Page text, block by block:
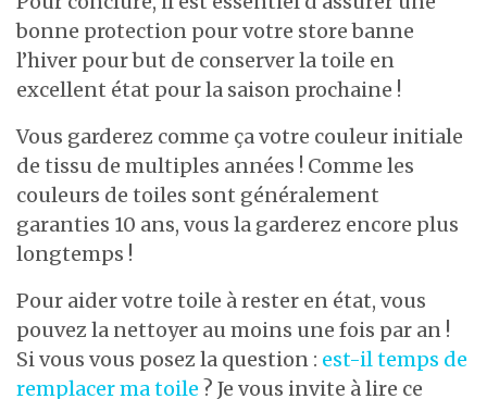
bonne protection pour votre store banne
l’hiver pour but de conserver la toile en
excellent état pour la saison prochaine !
Vous garderez comme ça votre couleur initiale
de tissu de multiples années ! Comme les
couleurs de toiles sont généralement
garanties 10 ans, vous la garderez encore plus
longtemps !
Pour aider votre toile à rester en état, vous
pouvez la nettoyer au moins une fois par an !
Si vous vous posez la question : est-il temps de
remplacer ma toile ? Je vous invite à lire ce